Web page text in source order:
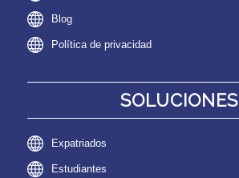
Blog
Política de privacidad
SOLUCIONES
Expatriados
Estudiantes